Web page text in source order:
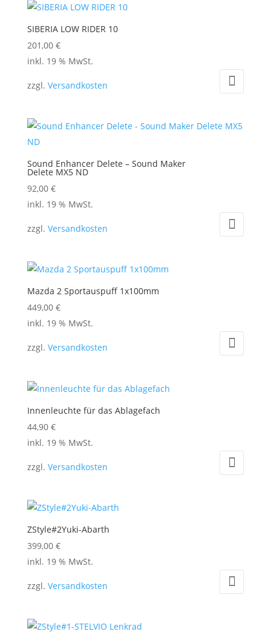
SIBERIA LOW RIDER 10
201,00 €
inkl. 19 % MwSt.
zzgl. Versandkosten
Sound Enhancer Delete – Sound Maker
Delete MX5 ND
92,00 €
inkl. 19 % MwSt.
zzgl. Versandkosten
Mazda 2 Sportauspuff 1x100mm
449,00 €
inkl. 19 % MwSt.
zzgl. Versandkosten
Innenleuchte für das Ablagefach
44,90 €
inkl. 19 % MwSt.
zzgl. Versandkosten
ZStyle#2Yuki-Abarth
399,00 €
inkl. 19 % MwSt.
zzgl. Versandkosten